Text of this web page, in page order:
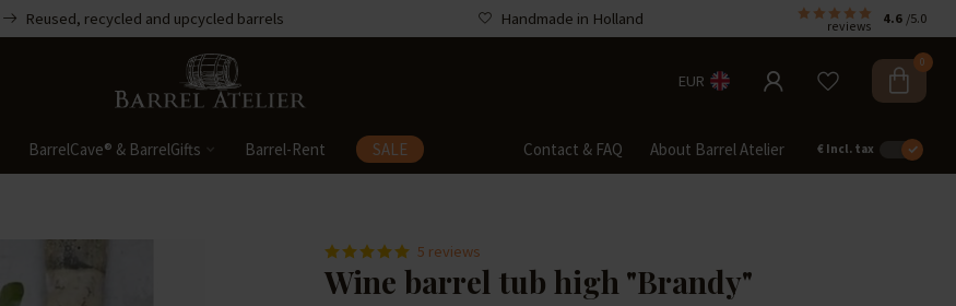
Reused, recycled and upcycled barrels Handmade in Holland reviews 4.6 /5.0
EUR
0
BarrelCave® & BarrelGifts Barrel-Rent SALE Contact & FAQ About Barrel Atelier € Incl. tax
5 reviews
Wine barrel tub high "Brandy"